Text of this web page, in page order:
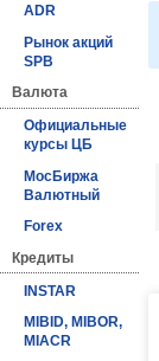
ADR
Рынок акций
SPB
Валюта
Официальные
курсы ЦБ
МосБиржа
Валютный
Forex
Кредиты
INSTAR
MIBID, MIBOR,
MIACR